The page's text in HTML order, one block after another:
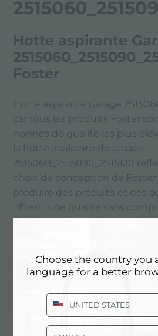
Hotte aspirante
Foster
Hotte aspirante Garage
car tous les produits Foster
normes de qualité les plus
la hotte aspirante de garage
2515060_2515090_2515120
choix de conception de
produire des produits et des
offrent une qualité sans
Choose the country you
language for a better
UNITED STATES